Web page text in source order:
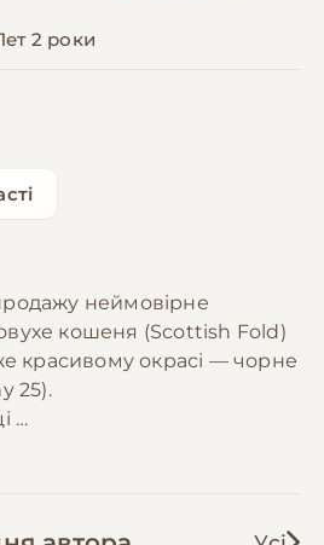
2 роки
неймовірне
кошеня (Scottish Fold)
красивому окрасі — чорне
25).
темним